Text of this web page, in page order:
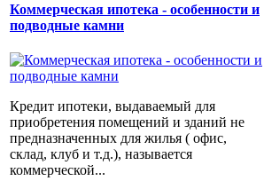
Коммерческая ипотека - особенности и
подводные камни
Кредит ипотеки, выдаваемый для
приобретения помещений и зданий не
предназначенных для жилья ( офис,
склад, клуб и т.д.), называется
коммерческой...